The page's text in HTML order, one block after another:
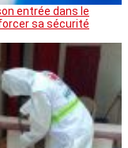
entrée dans le
sa sécurité